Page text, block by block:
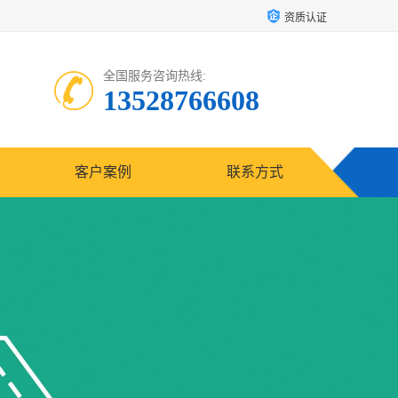
资质认证
全国服务咨询热线:
13528766608
客户案例 联系方式